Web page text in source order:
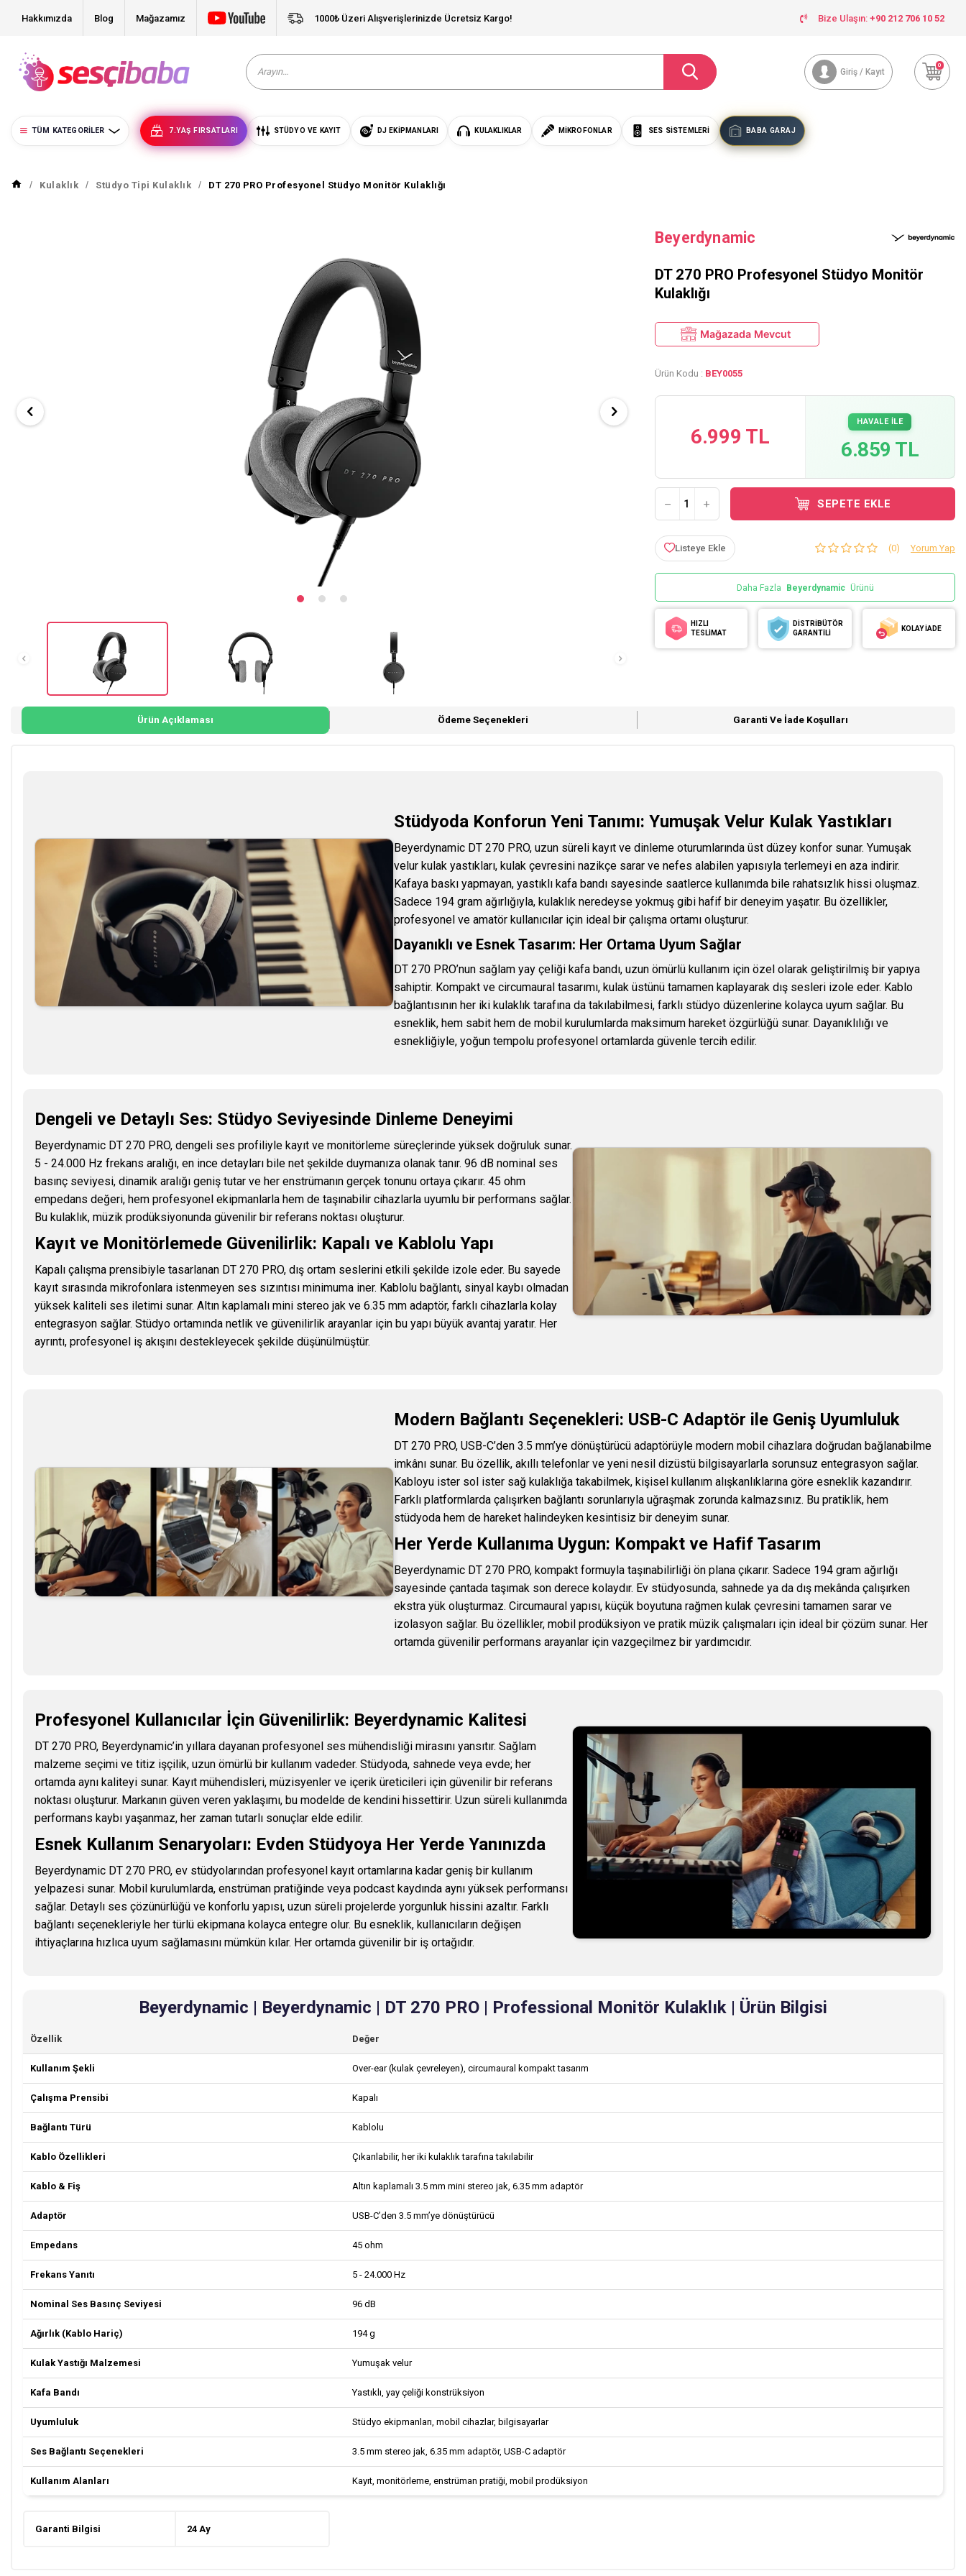
Hakkımızda Blog Mağazamız 1000₺ Üzeri Alışverişlerinizde Ücretsiz Kargo! Bize Ulaşın: +90 212 706 10 52
Giriş / Kayıt
0
TÜM KATEGORILER 7.YAŞ FIRSATLARI STÜDYO VE KAYIT DJ EKIPMANLARI KULAKLIKLAR MIKROFONLAR SES SISTEMLERI BABA GARAJ
Kulaklık Stüdyo Tipi Kulaklık DT 270 PRO Profesyonel Stüdyo Monitör Kulaklığı
Beyerdynamic
DT 270 PRO Profesyonel Stüdyo Monitör
Kulaklığı
Mağazada Mevcut
Ürün Kodu : BEY0055
6.999 TL
HAVALE İLE
6.859 TL
SEPETE EKLE
Listeye Ekle (0) Yorum Yap
Daha Fazla Beyerdynamic Ürünü
HIZLI
TESLİMAT
DİSTRİBÜTÖR
GARANTİLİ
KOLAY İADE
Ürün Açıklaması Ödeme Seçenekleri Garanti Ve İade Koşulları
Stüdyoda Konforun Yeni Tanımı: Yumuşak Velur Kulak Yastıkları
Beyerdynamic DT 270 PRO, uzun süreli kayıt ve dinleme oturumlarında üst düzey konfor sunar. Yumuşak
velur kulak yastıkları, kulak çevresini nazikçe sarar ve nefes alabilen yapısıyla terlemeyi en aza indirir.
Kafaya baskı yapmayan, yastıklı kafa bandı sayesinde saatlerce kullanımda bile rahatsızlık hissi oluşmaz.
Sadece 194 gram ağırlığıyla, kulaklık neredeyse yokmuş gibi hafif bir deneyim yaşatır. Bu özellikler,
profesyonel ve amatör kullanıcılar için ideal bir çalışma ortamı oluşturur.
Dayanıklı ve Esnek Tasarım: Her Ortama Uyum Sağlar
DT 270 PRO’nun sağlam yay çeliği kafa bandı, uzun ömürlü kullanım için özel olarak geliştirilmiş bir yapıya
sahiptir. Kompakt ve circumaural tasarımı, kulak üstünü tamamen kaplayarak dış sesleri izole eder. Kablo
bağlantısının her iki kulaklık tarafına da takılabilmesi, farklı stüdyo düzenlerine kolayca uyum sağlar. Bu
esneklik, hem sabit hem de mobil kurulumlarda maksimum hareket özgürlüğü sunar. Dayanıklılığı ve
esnekliğiyle, yoğun tempolu profesyonel ortamlarda güvenle tercih edilir.
Dengeli ve Detaylı Ses: Stüdyo Seviyesinde Dinleme Deneyimi
Beyerdynamic DT 270 PRO, dengeli ses profiliyle kayıt ve monitörleme süreçlerinde yüksek doğruluk sunar.
5 - 24.000 Hz frekans aralığı, en ince detayları bile net şekilde duymanıza olanak tanır. 96 dB nominal ses
basınç seviyesi, dinamik aralığı geniş tutar ve her enstrümanın gerçek tonunu ortaya çıkarır. 45 ohm
empedans değeri, hem profesyonel ekipmanlarla hem de taşınabilir cihazlarla uyumlu bir performans sağlar.
Bu kulaklık, müzik prodüksiyonunda güvenilir bir referans noktası oluşturur.
Kayıt ve Monitörlemede Güvenilirlik: Kapalı ve Kablolu Yapı
Kapalı çalışma prensibiyle tasarlanan DT 270 PRO, dış ortam seslerini etkili şekilde izole eder. Bu sayede
kayıt sırasında mikrofonlara istenmeyen ses sızıntısı minimuma iner. Kablolu bağlantı, sinyal kaybı olmadan
yüksek kaliteli ses iletimi sunar. Altın kaplamalı mini stereo jak ve 6.35 mm adaptör, farklı cihazlarla kolay
entegrasyon sağlar. Stüdyo ortamında netlik ve güvenilirlik arayanlar için bu yapı büyük avantaj yaratır. Her
ayrıntı, profesyonel iş akışını destekleyecek şekilde düşünülmüştür.
Modern Bağlantı Seçenekleri: USB-C Adaptör ile Geniş Uyumluluk
DT 270 PRO, USB-C’den 3.5 mm’ye dönüştürücü adaptörüyle modern mobil cihazlara doğrudan bağlanabilme
imkânı sunar. Bu özellik, akıllı telefonlar ve yeni nesil dizüstü bilgisayarlarla sorunsuz entegrasyon sağlar.
Kabloyu ister sol ister sağ kulaklığa takabilmek, kişisel kullanım alışkanlıklarına göre esneklik kazandırır.
Farklı platformlarda çalışırken bağlantı sorunlarıyla uğraşmak zorunda kalmazsınız. Bu pratiklik, hem
stüdyoda hem de hareket halindeyken kesintisiz bir deneyim sunar.
Her Yerde Kullanıma Uygun: Kompakt ve Hafif Tasarım
Beyerdynamic DT 270 PRO, kompakt formuyla taşınabilirliği ön plana çıkarır. Sadece 194 gram ağırlığı
sayesinde çantada taşımak son derece kolaydır. Ev stüdyosunda, sahnede ya da dış mekânda çalışırken
ekstra yük oluşturmaz. Circumaural yapısı, küçük boyutuna rağmen kulak çevresini tamamen sarar ve
izolasyon sağlar. Bu özellikler, mobil prodüksiyon ve pratik müzik çalışmaları için ideal bir çözüm sunar. Her
ortamda güvenilir performans arayanlar için vazgeçilmez bir yardımcıdır.
Profesyonel Kullanıcılar İçin Güvenilirlik: Beyerdynamic Kalitesi
DT 270 PRO, Beyerdynamic’in yıllara dayanan profesyonel ses mühendisliği mirasını yansıtır. Sağlam
malzeme seçimi ve titiz işçilik, uzun ömürlü bir kullanım vadeder. Stüdyoda, sahnede veya evde; her
ortamda aynı kaliteyi sunar. Kayıt mühendisleri, müzisyenler ve içerik üreticileri için güvenilir bir referans
noktası oluşturur. Markanın güven veren yaklaşımı, bu modelde de kendini hissettirir. Uzun süreli kullanımda
performans kaybı yaşanmaz, her zaman tutarlı sonuçlar elde edilir.
Esnek Kullanım Senaryoları: Evden Stüdyoya Her Yerde Yanınızda
Beyerdynamic DT 270 PRO, ev stüdyolarından profesyonel kayıt ortamlarına kadar geniş bir kullanım
yelpazesi sunar. Mobil kurulumlarda, enstrüman pratiğinde veya podcast kaydında aynı yüksek performansı
sağlar. Detaylı ses çözünürlüğü ve konforlu yapısı, uzun süreli projelerde yorgunluk hissini azaltır. Farklı
bağlantı seçenekleriyle her türlü ekipmana kolayca entegre olur. Bu esneklik, kullanıcıların değişen
ihtiyaçlarına hızlıca uyum sağlamasını mümkün kılar. Her ortamda güvenilir bir iş ortağıdır.
Beyerdynamic | Beyerdynamic | DT 270 PRO | Professional Monitör Kulaklık | Ürün Bilgisi
Özellik Değer
Kullanım Şekli Over-ear (kulak çevreleyen), circumaural kompakt tasarım
Çalışma Prensibi Kapalı
Bağlantı Türü Kablolu
Kablo Özellikleri Çıkarılabilir, her iki kulaklık tarafına takılabilir
Kablo & Fiş Altın kaplamalı 3.5 mm mini stereo jak, 6.35 mm adaptör
Adaptör USB-C’den 3.5 mm’ye dönüştürücü
Empedans 45 ohm
Frekans Yanıtı 5 - 24.000 Hz
Nominal Ses Basınç Seviyesi 96 dB
Ağırlık (Kablo Hariç) 194 g
Kulak Yastığı Malzemesi Yumuşak velur
Kafa Bandı Yastıklı, yay çeliği konstrüksiyon
Uyumluluk Stüdyo ekipmanları, mobil cihazlar, bilgisayarlar
Ses Bağlantı Seçenekleri 3.5 mm stereo jak, 6.35 mm adaptör, USB-C adaptör
Kullanım Alanları Kayıt, monitörleme, enstrüman pratiği, mobil prodüksiyon
Garanti Bilgisi 24 Ay